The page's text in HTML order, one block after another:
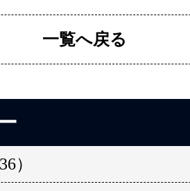
一覧へ戻る
）